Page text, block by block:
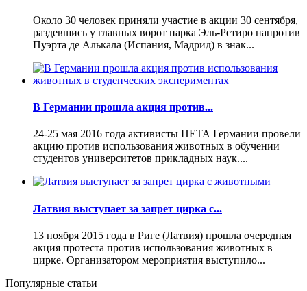
Около 30 человек приняли участие в акции 30 сентября,
раздевшись у главных ворот парка Эль-Ретиро напротив
Пуэрта де Алькала (Испания, Мадрид) в знак...
В Германии прошла акция против...
24-25 мая 2016 года активисты ПЕТА Германии провели
акцию против использования животных в обучении
студентов университетов прикладных наук....
Латвия выступает за запрет цирка с...
13 ноября 2015 года в Риге (Латвия) прошла очередная
акция протеста против использования животных в
цирке. Организатором мероприятия выступило...
Популярные статьи